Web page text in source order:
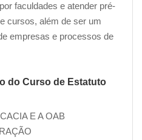
faculdades e atender pré-
cursos, além de ser um
empresas e processos de
do Curso de Estatuto
E A OAB